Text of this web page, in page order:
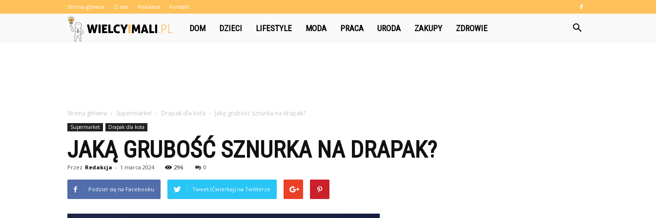
Strona główna O nas Reklama Kontakt
Wielcyimali.pl
DOM DZIECI LIFESTYLE MODA PRACA URODA ZAKUPY ZDROWIE
Strona główna Supermarket Drapak dla kota Jaką grubość sznurka na drapak?
Supermarket Drapak dla kota
JAKĄ GRUBOŚĆ SZNURKA NA DRAPAK?
Przez Redakcja - 1 marca 2024 296 0
Podziel się na Facebooku Tweet (Ćwierkaj) na Twitterze